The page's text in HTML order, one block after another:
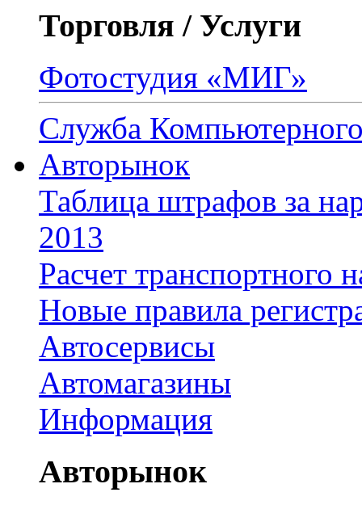
Торговля / Услуги
Фотостудия «МИГ»
Служба
Авторынок
Таблица штрафов за
2013
Расчет транспортного
Новые правила
Автосервисы
Автомагазины
Информация
Авторынок